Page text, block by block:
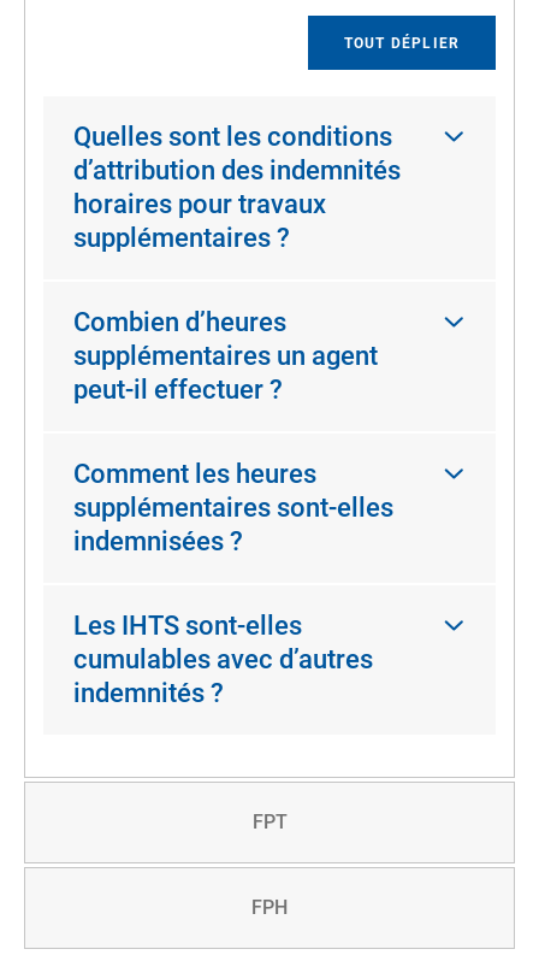
TOUT DÉPLIER
Quelles sont les conditions
d’attribution des indemnités
horaires pour travaux
supplémentaires ?
Combien d’heures
supplémentaires un agent
peut-il effectuer ?
Comment les heures
supplémentaires sont-elles
indemnisées ?
Les IHTS sont-elles
cumulables avec d’autres
indemnités ?
FPT
FPH